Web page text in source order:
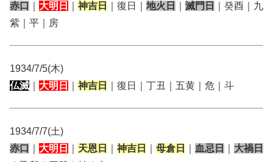
赤口
大明日 神吉日 ｜復日｜ 地火日 滅門日
｜癸酉｜九
紫｜平｜房
1934/7/5(木)
仏滅
大明日 神吉日 ｜復日｜丁丑｜五黄｜危｜斗
1934/7/7(土)
赤口
大明日 天恩日 神吉日 母倉日 血忌日
大禍日